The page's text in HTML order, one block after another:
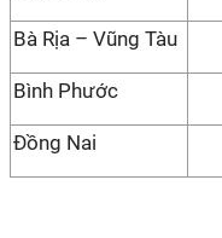
Bà Rịa – Vũng Tàu
Bình Phước
Đồng Nai